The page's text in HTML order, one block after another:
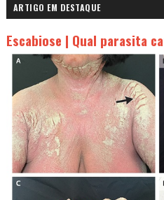
ARTIGO EM DESTAQUE
Escabiose | Qual parasita